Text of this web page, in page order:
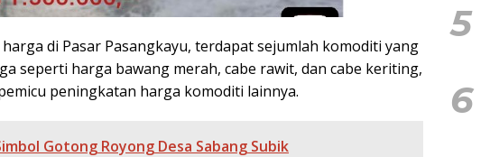
di Pasar Pasangkayu, terdapat sejumlah komoditi yang
seperti harga bawang merah, cabe rawit, dan cabe keriting,
peningkatan harga komoditi lainnya.
Gotong Royong Desa Sabang Subik
5
6